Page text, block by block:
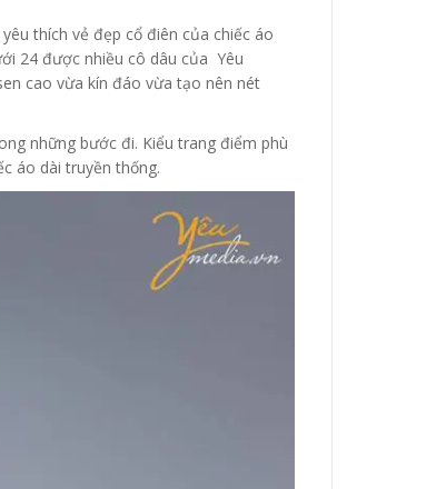
thích vẻ đẹp cổ điên của chiếc áo
24 được nhiều cô dâu của Yêu
cao vừa kín đáo vừa tạo nên nét
những bước đi. Kiểu trang điểm phù
áo dài truyền thống.